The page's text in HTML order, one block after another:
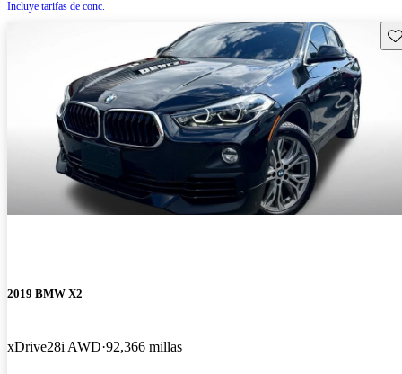
Incluye tarifas de conc.
2019 BMW X2
xDrive28i AWD 92,366 millas